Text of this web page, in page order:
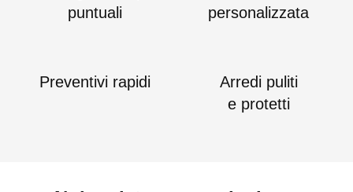
puntuali
personalizzata
Preventivi rapidi
Arredi puliti
e protetti